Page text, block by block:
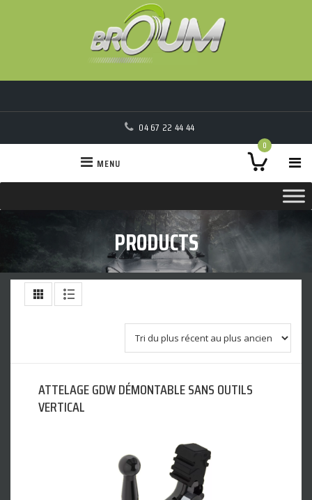
04 67 22 44 44
0
MENU
PRODUCTS
ATTELAGE GDW DÉMONTABLE SANS OUTILS
VERTICAL